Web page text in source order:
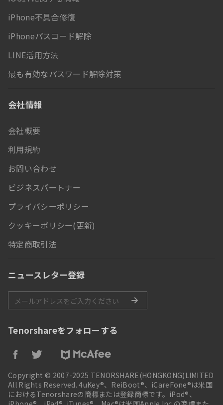
iPhone不具合修復
iPhoneパスコード解除
LINE活用方法
最も有効なパスワード解除対策
会社情報
会社概要
利用規約
お問い合わせ
ビジネスパートナー
プライバシーポリシー
クッキーポリシー(更新)
特定商取引法
ニュースレター登録
Tenorshareをフォローする
Copyright © 2007-2025 TENORSHARE(HONGKONG)LIMITED
All Rights Reserved. 4uKey®、ReiBoot®、iCareFone®は米国
におけるTenorshareの商標または登録商標です。iPod®、